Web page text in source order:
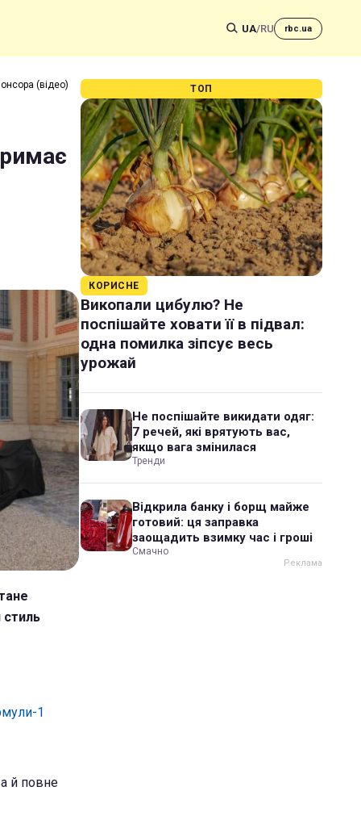
UA/RU rbc.ua
(відео)
стиль
1
й повне
ТОП
КОРИСНЕ
Викопали цибулю? Не
поспішайте ховати її в підвал:
одна помилка зіпсує весь
урожай
Не поспішайте викидати одяг:
7 речей, які врятують вас,
якщо вага змінилася
Тренди
Відкрила банку і борщ майже
готовий: ця заправка
заощадить взимку час і гроші
Смачно